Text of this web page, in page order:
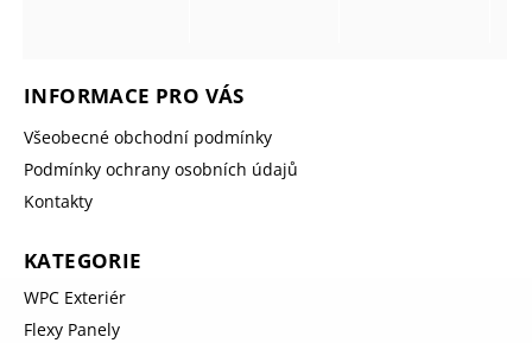
INFORMACE PRO VÁS
Všeobecné obchodní podmínky
Podmínky ochrany osobních údajů
Kontakty
KATEGORIE
WPC Exteriér
Flexy Panely